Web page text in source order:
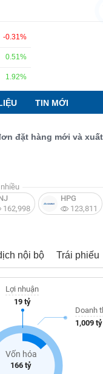
-0.31%
0.51%
1.92%
TIN MỚI
hàng mới và xuất
162,998
HPG
123,811
nội bộ Trái phiếu
Vốn hóa
166 tỷ
Lợi nhuận
19 tỷ
Doanh
1,009 tỷ